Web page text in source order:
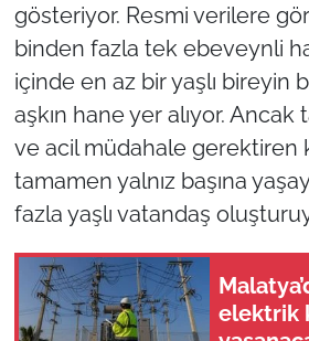
gösteriyor. Resmi verilere
binden fazla tek ebeveynli
içinde en az bir yaşlı bireyin
aşkın hane yer alıyor.
ve acil müdahale gerektiren
tamamen yalnız başına
fazla yaşlı vatandaş
elektrik